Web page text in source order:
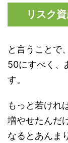
リスク
と言うことで
50にすべく、
す。
もっと若けれ
増やせたんだ
なるとあんま